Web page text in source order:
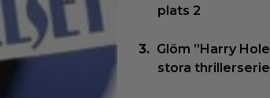
plats 2
Glöm ”Harry
stora